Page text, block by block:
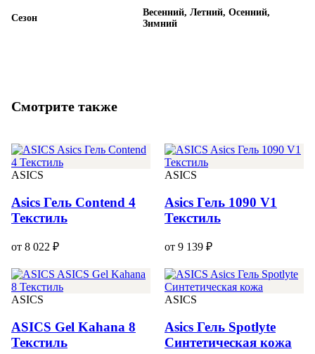
Сезон
Весенний, Летний, Осенний,
Зимний
Смотрите также
ASICS
Asics Гель Contend 4
Текстиль
от 8 022 ₽
ASICS
Asics Гель 1090 V1
Текстиль
от 9 139 ₽
ASICS
ASICS Gel Kahana 8
Текстиль
ASICS
Asics Гель Spotlyte
Синтетическая кожа